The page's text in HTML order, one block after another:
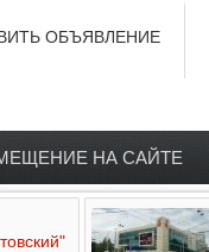
ОБЪЯВЛЕНИЕ
НА САЙТЕ